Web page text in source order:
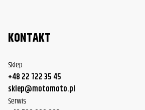
KONTAKT
Sklep
+48 22 722 35 45
sklep@motomoto.pl
Serwis